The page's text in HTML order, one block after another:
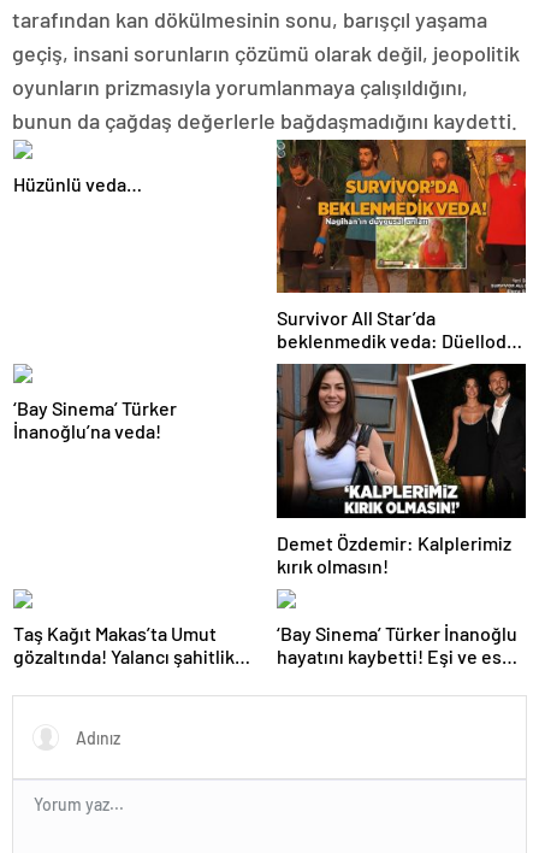
tarafından kan dökülmesinin sonu, barışçıl yaşama
geçiş, insani sorunların çözümü olarak değil, jeopolitik
oyunların prizmasıyla yorumlanmaya çalışıldığını,
bunun da çağdaş değerlerle bağdaşmadığını kaydetti.
Hüzünlü veda…
Survivor All Star’da
beklenmedik veda: Düelloda
elenen yarışmacı belli oldu!
Nagihan’ın duygusal anları
‘Bay Sinema’ Türker
İnanoğlu’na veda!
Demet Özdemir: Kalplerimiz
kırık olmasın!
Taş Kağıt Makas’ta Umut
gözaltında! Yalancı şahitlik
‘Bay Sinema’ Türker İnanoğlu
hayatını kaybetti! Eşi ve eski